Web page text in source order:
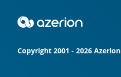
Copyright 2001 - 2026 Azerion